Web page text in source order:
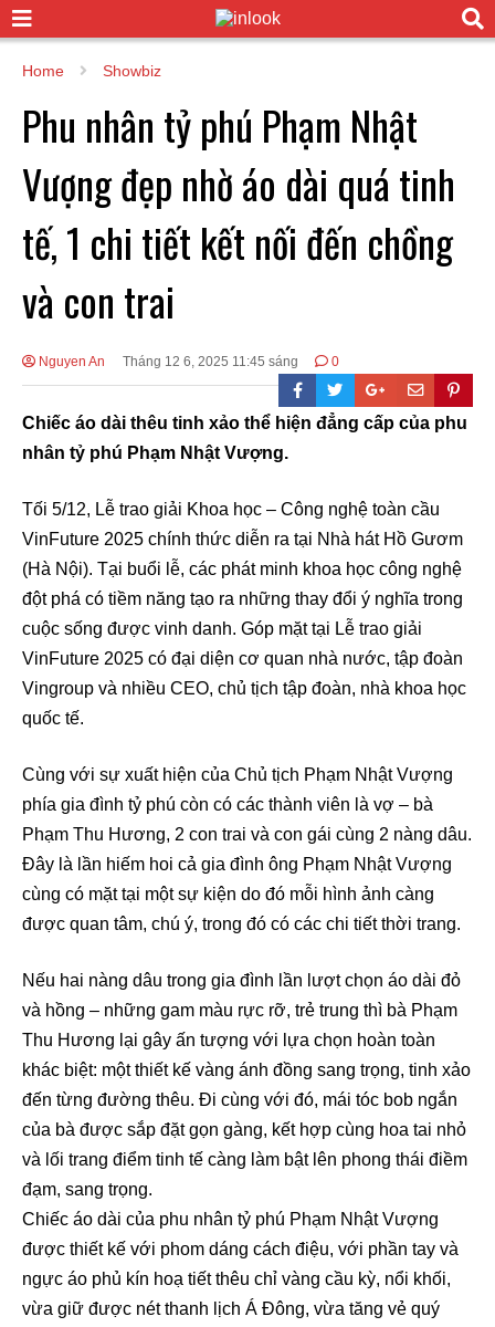
Home Showbiz
Phu nhân tỷ phú Phạm Nhật
Vượng đẹp nhờ áo dài quá tinh
tế, 1 chi tiết kết nối đến chồng
và con trai
Nguyen An Tháng 12 6, 2025 11:45 sáng 0
Chiếc áo dài thêu tinh xảo thể hiện đẳng cấp của phu
nhân tỷ phú Phạm Nhật Vượng.
Tối 5/12, Lễ trao giải Khoa học – Công nghệ toàn cầu
VinFuture 2025 chính thức diễn ra tại Nhà hát Hồ Gươm
(Hà Nội). Tại buổi lễ, các phát minh khoa học công nghệ
đột phá có tiềm năng tạo ra những thay đổi ý nghĩa trong
cuộc sống được vinh danh. Góp mặt tại Lễ trao giải
VinFuture 2025 có đại diện cơ quan nhà nước, tập đoàn
Vingroup và nhiều CEO, chủ tịch tập đoàn, nhà khoa học
quốc tế.
Cùng với sự xuất hiện của Chủ tịch Phạm Nhật Vượng
phía gia đình tỷ phú còn có các thành viên là vợ – bà
Phạm Thu Hương, 2 con trai và con gái cùng 2 nàng dâu.
Đây là lần hiếm hoi cả gia đình ông Phạm Nhật Vượng
cùng có mặt tại một sự kiện do đó mỗi hình ảnh càng
được quan tâm, chú ý, trong đó có các chi tiết thời trang.
Nếu hai nàng dâu trong gia đình lần lượt chọn áo dài đỏ
và hồng – những gam màu rực rỡ, trẻ trung thì bà Phạm
Thu Hương lại gây ấn tượng với lựa chọn hoàn toàn
khác biệt: một thiết kế vàng ánh đồng sang trọng, tinh xảo
đến từng đường thêu. Đi cùng với đó, mái tóc bob ngắn
của bà được sắp đặt gọn gàng, kết hợp cùng hoa tai nhỏ
và lối trang điểm tinh tế càng làm bật lên phong thái điềm
đạm, sang trọng.
Chiếc áo dài của phu nhân tỷ phú Phạm Nhật Vượng
được thiết kế với phom dáng cách điệu, với phần tay và
ngực áo phủ kín hoạ tiết thêu chỉ vàng cầu kỳ, nổi khối,
vừa giữ được nét thanh lịch Á Đông, vừa tăng vẻ quý